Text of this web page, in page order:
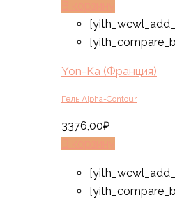
Yon-Ka (Франция)
Гель Alpha-Contour
3376,00₽